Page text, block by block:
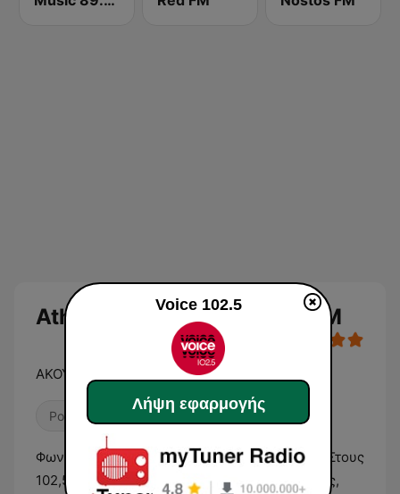
Athens Voice Radio 102.5 FM
ΑΚΟΥΤΕ ΤΗ ΦΩΝΗ ΤΗΣ ΑΘΗΝΑΣ
Ροκ Διεθνής μουσική
Φωνές και μουσικές που έχουν κάτι να πουν. Στους
102,5. Η Athens Voice, η εφημερίδα της Αθήνας,
Voice 102.5
Λήψη εφαρμογής